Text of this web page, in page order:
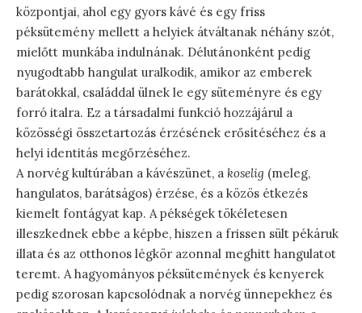
központjai, ahol egy gyors kávé és egy friss
péksütemény mellett a helyiek átváltanak néhány szót,
mielőtt munkába indulnának. Délutánonként pedig
nyugodtabb hangulat uralkodik, amikor az emberek
barátokkal, családdal ülnek le egy süteményre és egy
forró italra. Ez a társadalmi funkció hozzájárul a
közösségi összetartozás érzésének erősítéséhez és a
helyi identitás megőrzéséhez.
A norvég kultúrában a kávészünet, a koselig (meleg,
hangulatos, barátságos) érzése, és a közös étkezés
kiemelt fontágyat kap. A pékségek tökéletesen
illeszkednek ebbe a képbe, hiszen a frissen sült pékáruk
illata és az otthonos légkör azonnal meghitt hangulatot
teremt. A hagyományos péksütemények és kenyerek
pedig szorosan kapcsolódnak a norvég ünnepekhez és